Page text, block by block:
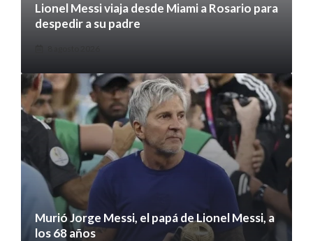
Lionel Messi viaja desde Miami a Rosario para
despedir a su padre
Murió Jorge Messi, el papá de Lionel Messi, a
los 68 años